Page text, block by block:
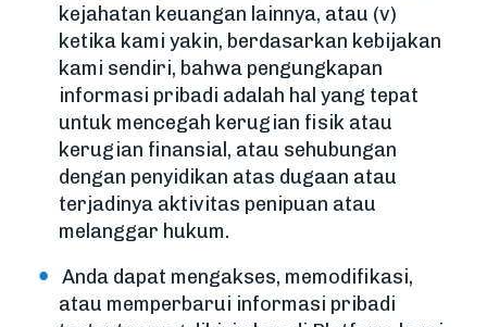
kejahatan keuangan lainnya, atau (v)
ketika kami yakin, berdasarkan kebijakan
kami sendiri, bahwa pengungkapan
informasi pribadi adalah hal yang tepat
untuk mencegah kerugian fisik atau
kerugian finansial, atau sehubungan
dengan penyidikan atas dugaan atau
terjadinya aktivitas penipuan atau
melanggar hukum.
Anda dapat mengakses, memodifikasi,
atau memperbarui informasi pribadi